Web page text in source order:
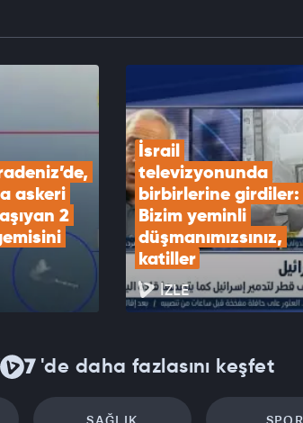
askeri
2
İsrail
televizyonunda
birbirlerine girdiler:
Bizim yeminli
düşmanımızsınız,
katiller
İZLE
'de daha fazlasını keşfet